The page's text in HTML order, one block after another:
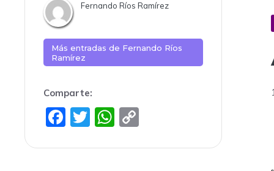
Fernando Ríos Ramírez
Más entradas de Fernando Ríos
Ramírez
Comparte:
F
c
T
itt
W
at p